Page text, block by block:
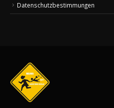
Datenschutzbestimmungen